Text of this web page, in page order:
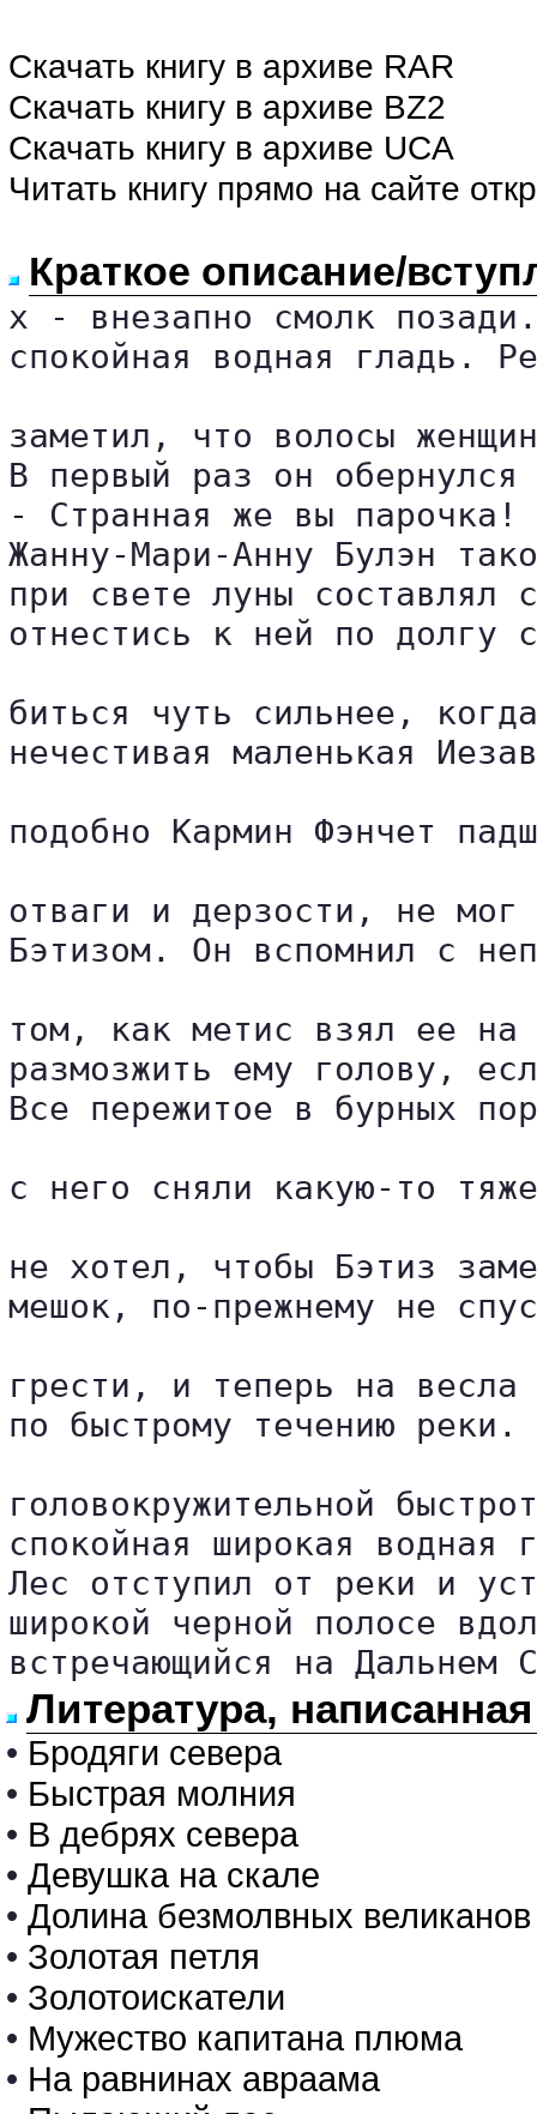
Скачать книгу в архиве RAR
Скачать книгу в архиве BZ2
Скачать книгу в архиве UCA
Читать книгу прямо на сайте
Краткое описание/
х - внезапно смолк
спокойная водная гладь.
заметил, что волосы
В первый раз он
- Странная же вы
Жанну-Мари-Анну Булэн
при свете луны составлял
отнестись к ней по долгу
биться чуть сильнее,
нечестивая маленькая
подобно Кармин Фэнчет
отваги и дерзости, не
Бэтизом. Он вспомнил с
том, как метис взял ее на
размозжить ему голову,
Все пережитое в бурных
с него сняли какую-то
не хотел, чтобы Бэтиз
мешок, по-прежнему не
грести, и теперь на
по быстрому течению
головокружительной
спокойная широкая
Лес отступил от реки и
широкой черной полосе
встречающийся на Дальнем
Литература,
• Бродяги севера
• Быстрая молния
• В дебрях севера
• Девушка на скале
• Долина безмолвных великанов
• Золотая петля
• Золотоискатели
• Мужество капитана плюма
• На равнинах авраама